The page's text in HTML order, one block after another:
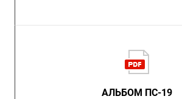
АЛЬБОМ ПС-19